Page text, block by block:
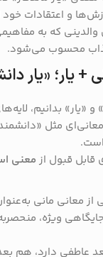
و اعتقادات
که به
محسوب می‌شود.
یار؛ «یار
و «یار» بدانیم،
مثل
قابل قبول از معنی
معانی مانی
ویژه،
عاطفی دارد،